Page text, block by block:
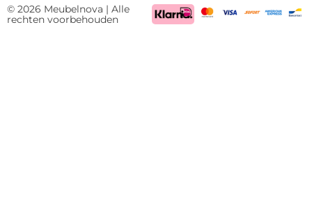
© 2026 Meubelnova | Alle
rechten voorbehouden